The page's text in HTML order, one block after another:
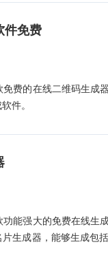
来了挑战。 科技的进
始探索转型之路，园林
必须积极触网，加速园
态圈！ 园林苗木APP有
免费发布供求信息，
台！ 2.苗木搜索：用户
企业可以凭借营业执
功能 6.更多功能 根据企
，类似园林苗木APP开
件免费
费的在线二维码生成
件。
能强大的免费在线生
生成器，能够生成包